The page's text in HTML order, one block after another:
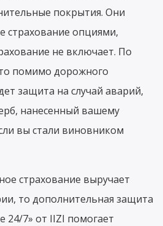
покрытия. Они
страхование опциями,
не включает. По
помимо дорожного
защита на случай аварий,
нанесенный вашему
вы стали виновником
страхование выручает
то дополнительная защита
7» от IIZI помогает